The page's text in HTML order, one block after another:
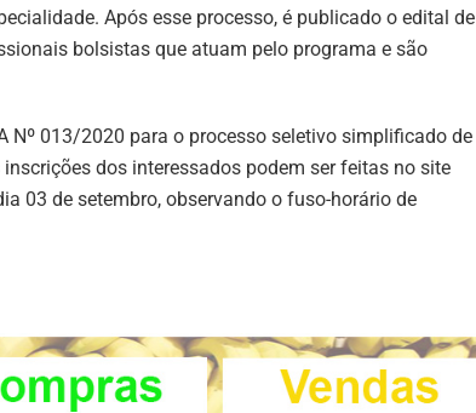
Após esse processo, é publicado o edital de
bolsistas que atuam pelo programa e são
Nº 013/2020 para o processo seletivo simplificado de
dos interessados podem ser feitas no site
03 de setembro, observando o fuso-horário de